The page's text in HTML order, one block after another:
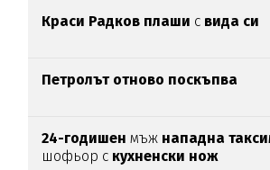
Краси Радков плаши с вида си
Петролът отново поскъпва
24-годишенмъж нападна
шофьор с кухненски нож